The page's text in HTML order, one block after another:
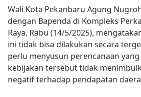
Wali Kota Pekanbaru Agung
dengan Bapenda di Kompleks
Raya, Rabu (14/5/2025),
ini tidak bisa dilakukan secara
perlu menyusun perencanaan yang
kebijakan tersebut tidak
negatif terhadap pendapatan